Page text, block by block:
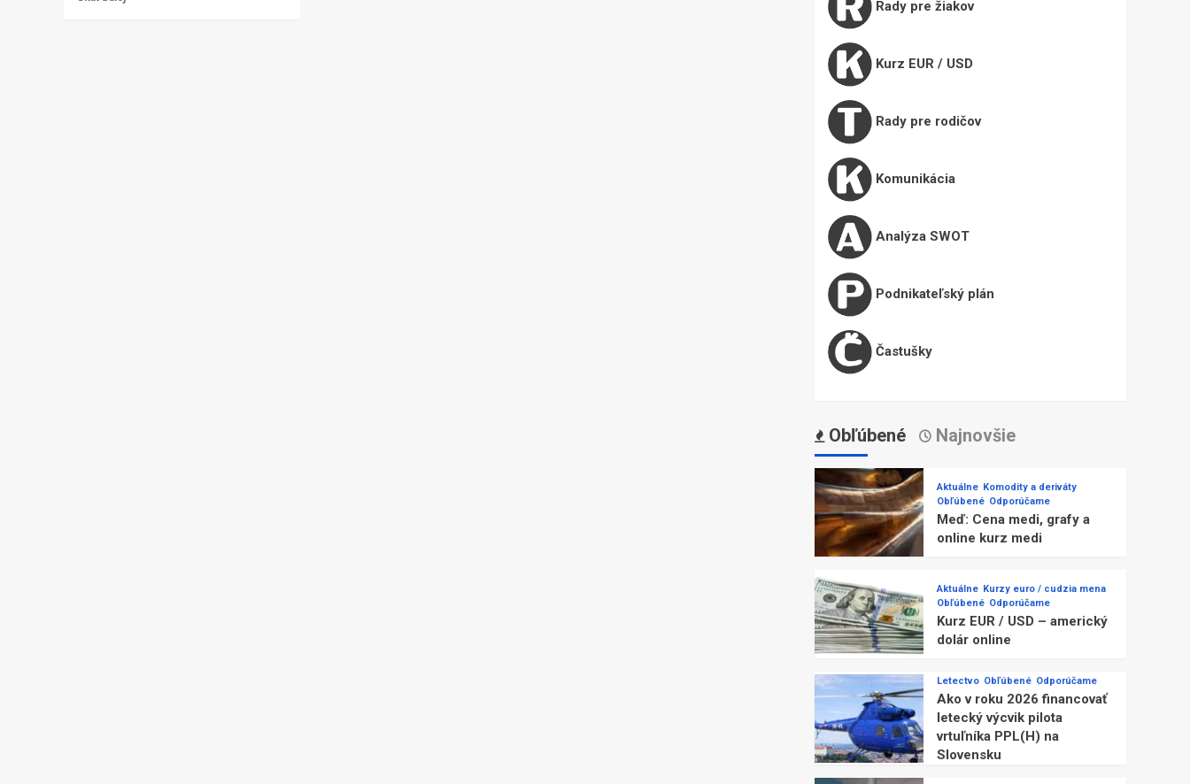
Rady pre žiakov
Kurz EUR / USD
Rady pre rodičov
Komunikácia
Analýza SWOT
Podnikateľský plán
Častušky
Obľúbené Najnovšie
Aktuálne Komodity a deriváty
Obľúbené Odporúčame
Meď: Cena medi, grafy a
online kurz medi
Aktuálne Kurzy euro / cudzia mena
Obľúbené Odporúčame
Kurz EUR / USD – americký
dolár online
Letectvo Obľúbené Odporúčame
Ako v roku 2026 financovať
letecký výcvik pilota
vrtuľníka PPL(H) na
Slovensku